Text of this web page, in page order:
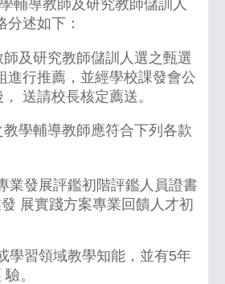
輔導教師及研究教師儲訓人
分述如下：
師及研究教師儲訓人選之甄選
進行推薦，並經學校課發會公
送請校長核定薦送。
教學輔導教師應符合下列各款
業發展評鑑初階評鑑人員證書
展實踐方案專業回饋人才初
學習領域教學知能，並有5年
。